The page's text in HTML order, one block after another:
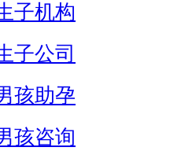
子机构
子公司
孩助孕
孩咨询